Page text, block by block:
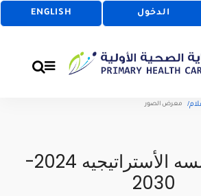
الدخول ENGLISH
معرض الصور
خطة المؤسسه الأستراتيجيه 2024-
2030